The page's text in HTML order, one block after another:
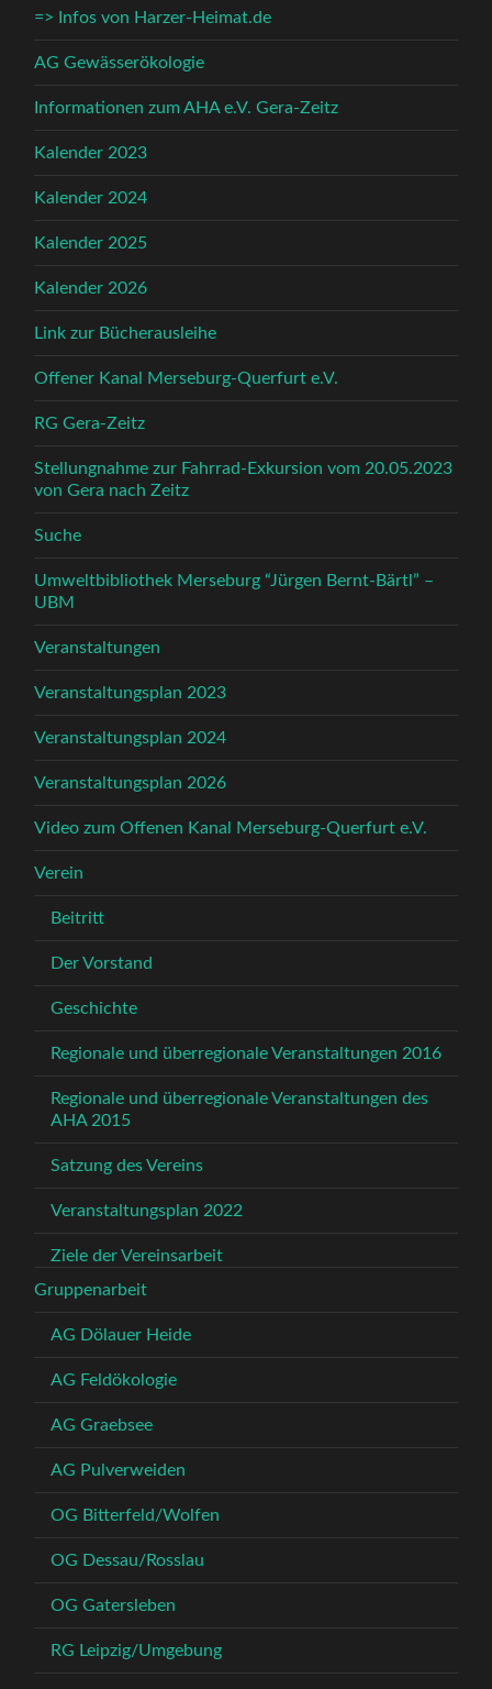
=> Infos von Harzer-Heimat.de
AG Gewässerökologie
Informationen zum AHA e.V. Gera-Zeitz
Kalender 2023
Kalender 2024
Kalender 2025
Kalender 2026
Link zur Bücherausleihe
Offener Kanal Merseburg-Querfurt e.V.
RG Gera-Zeitz
Stellungnahme zur Fahrrad-Exkursion vom 20.05.2023
von Gera nach Zeitz
Suche
Umweltbibliothek Merseburg “Jürgen Bernt-Bärtl” –
UBM
Veranstaltungen
Veranstaltungsplan 2023
Veranstaltungsplan 2024
Veranstaltungsplan 2026
Video zum Offenen Kanal Merseburg-Querfurt e.V.
Verein
Beitritt
Der Vorstand
Geschichte
Regionale und überregionale Veranstaltungen 2016
Regionale und überregionale Veranstaltungen des
AHA 2015
Satzung des Vereins
Veranstaltungsplan 2022
Ziele der Vereinsarbeit
Gruppenarbeit
AG Dölauer Heide
AG Feldökologie
AG Graebsee
AG Pulverweiden
OG Bitterfeld/Wolfen
OG Dessau/Rosslau
OG Gatersleben
RG Leipzig/Umgebung